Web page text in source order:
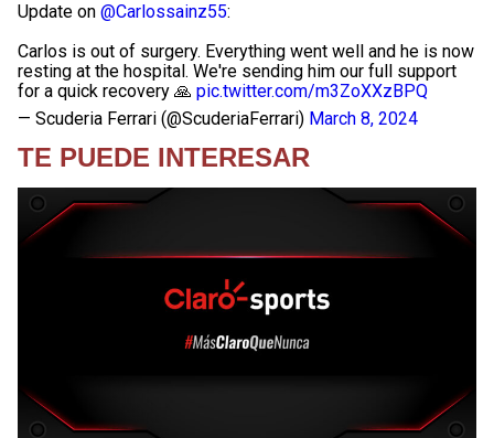
Update on @Carlossainz55:
Carlos is out of surgery. Everything went well and he is now
resting at the hospital. We're sending him our full support
for a quick recovery 🙏 pic.twitter.com/m3ZoXXzBPQ
— Scuderia Ferrari (@ScuderiaFerrari) March 8, 2024
TE PUEDE INTERESAR